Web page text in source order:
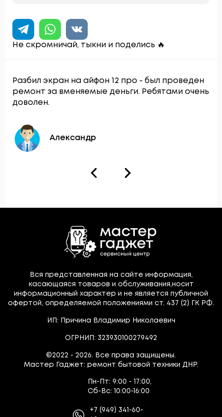
Не скромничай, тыкни и поделись 🔥
Разбил экран на айфон 12 про - был проведен
ремонт за вменяемые деньги. Ребятами очень
доволен.
Александр
Вся представленная на сайте информация,
касающаяся товаров и обслуживания,носит
информационный характер и не является публичной
офертой, определяемой положениями ст. 437 (2) ГК РФ.
ИП: Причина Владимир Николаевич
ОГРНИП: 323930100279492
©2022 - 2026. Все права защищены.
Мастер Гаджет: ремонт бытовой техники ДНР.
Пн-Пт: 9:00 - 17:00,
Сб-Вс:
10:00-16:00
+7 (949) 341-60-